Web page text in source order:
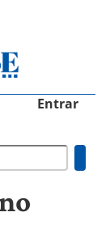
Entrar